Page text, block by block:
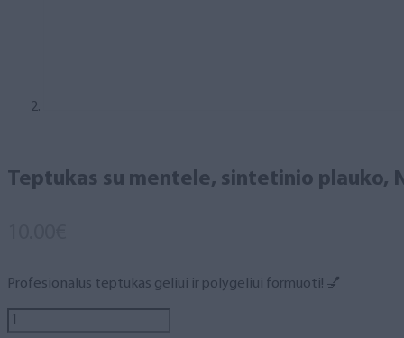
Teptukas su mentele, sintetinio plauko,
Profesionalus teptukas geliui ir polygeliui formuoti! 💅
produkto
kiekis: